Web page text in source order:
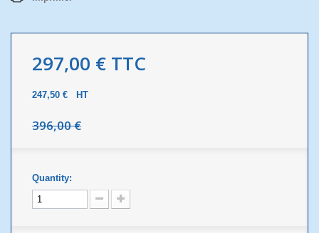
297,00 € TTC
247,50 € HT
396,00 €
Quantity: